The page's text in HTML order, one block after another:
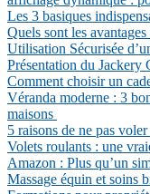
Les 3 basiques
Quels sont les
Utilisation Sécurisée
Présentation du Jackery
Comment choisir un
Véranda moderne : 3
maisons
5 raisons de ne pas
Volets roulants : une
Amazon : Plus qu’un
Massage équin et soins